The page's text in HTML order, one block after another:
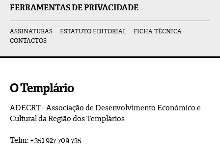
FERRAMENTAS DE PRIVACIDADE
ASSINATURAS ESTATUTO EDITORIAL
FICHA TÉCNICA
CONTACTOS
O Templário
ADECRT - Associação de Desenvolvimento Económico e
Cultural da Região dos Templários
Telm: +351 927 709 735